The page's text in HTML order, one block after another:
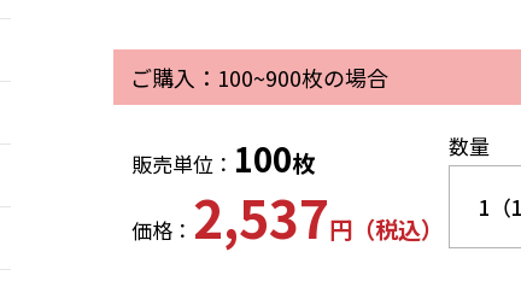
ご購入：100~900枚の場合
販売単位： 100枚
価格： 2,537円（税込）
数量